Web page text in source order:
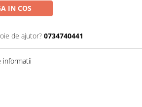
IN COS
de ajutor? 0734740441
informatii